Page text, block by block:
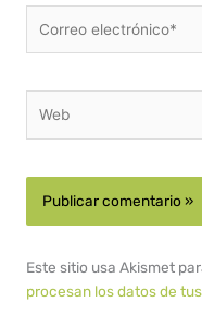
electrónico*
Este sitio usa Akismet
procesan los datos de